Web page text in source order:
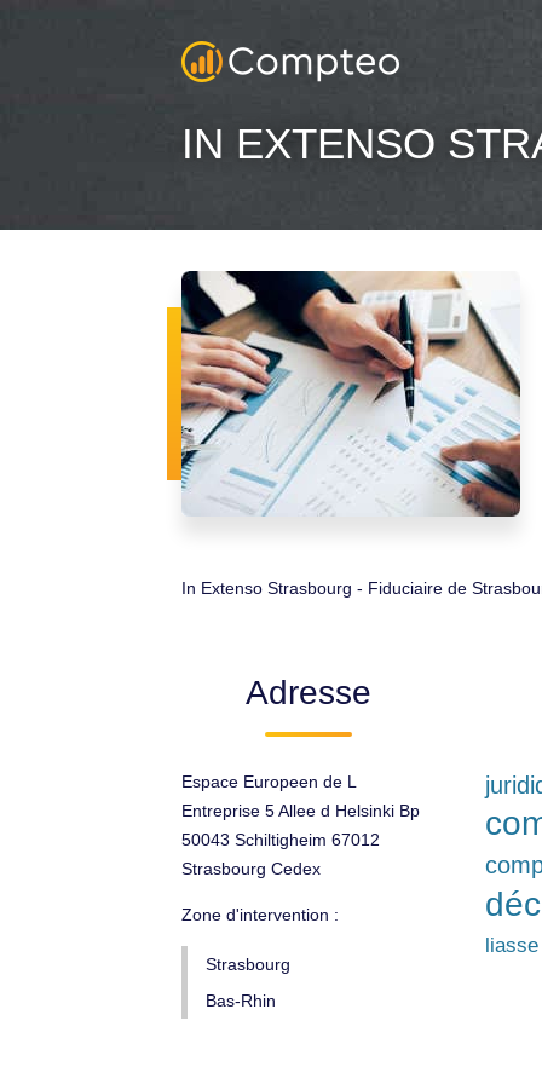
IN EXTENSO
In Extenso Strasbourg - Fiduciaire de
Adresse
Espace Europeen de L
Entreprise 5 Allee d Helsinki Bp
50043 Schiltigheim 67012
Strasbourg Cedex
Zone d'intervention :
Strasbourg
Bas-Rhin